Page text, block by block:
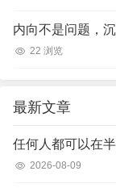
内向不是问题，
22 浏览
最新文章
任何人都可以在
2026-08-09